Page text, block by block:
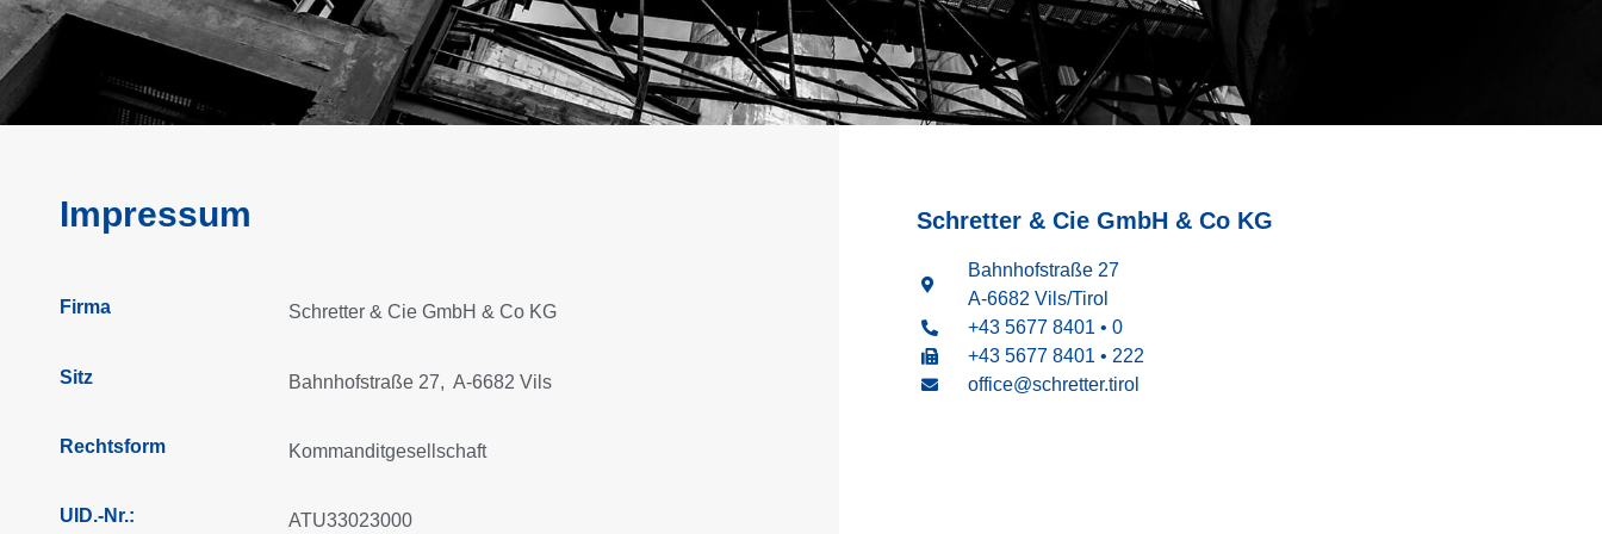
Impressum
Firma Schretter & Cie GmbH & Co KG
Sitz Bahnhofstraße 27, A-6682 Vils
Rechtsform Kommanditgesellschaft
UID.-Nr.: ATU33023000
Schretter & Cie GmbH & Co KG
Bahnhofstraße 27
A-6682 Vils/Tirol
+43 5677 8401 • 0
+43 5677 8401 • 222
office@schretter.tirol